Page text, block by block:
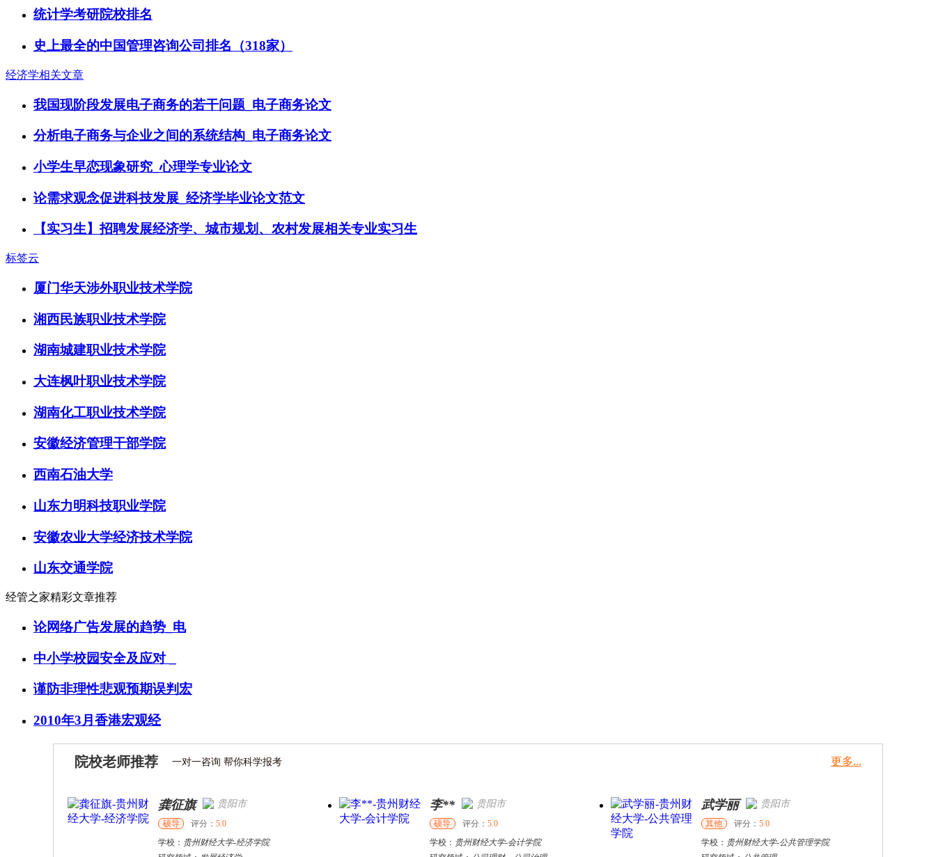
统计学考研院校排名
史上最全的中国管理咨询公司排名（318家）
经济学相关文章
我国现阶段发展电子商务的若干问题_电子商务论文
分析电子商务与企业之间的系统结构_电子商务论文
小学生早恋现象研究_心理学专业论文
论需求观念促进科技发展_经济学毕业论文范文
【实习生】招聘发展经济学、城市规划、农村发展相关专业实习生
标签云
厦门华天涉外职业技术学院
湘西民族职业技术学院
湖南城建职业技术学院
大连枫叶职业技术学院
湖南化工职业技术学院
安徽经济管理干部学院
西南石油大学
山东力明科技职业学院
安徽农业大学经济技术学院
山东交通学院
经管之家精彩文章推荐
论网络广告发展的趋势_电
中小学校园安全及应对 _
谨防非理性悲观预期误判宏
2010年3月香港宏观经
院校老师推荐 一对一咨询 帮你科学报考 更多...
龚征旗 贵阳市
硕导 评分： 5.0
学校： 贵州财经大学-经济学院
李** 贵阳市
硕导 评分： 5.0
学校： 贵州财经大学-会计学院
武学丽 贵阳市
其他 评分： 5.0
学校： 贵州财经大学-公共管理学院